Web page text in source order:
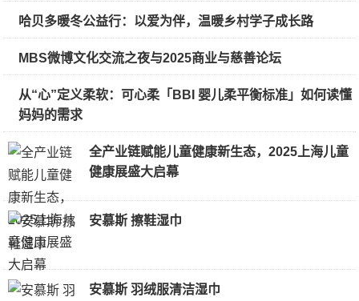
哈贝多暖冬公益行：以爱为伴，温暖乡村学子成长路
MBS微博文化交流之夜与2025商业与慈善论坛
从“心”定义柔软：可心柔「BBI 婴儿柔平衡标准」如何读懂
妈妈的需求
全产业链赋能儿童健康新生态，2025上海儿童
健康展盛大启幕
安慕斯 擦鞋湿巾
安慕斯 羽绒服清洁湿巾